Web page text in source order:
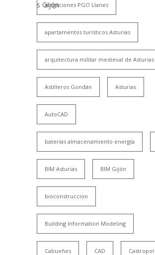
alegaciones PGO Llanes
apartamentos turísticos Asturias
arquitectura militar medieval de Asturias
Astilleros Gondán Asturias
AutoCAD
baterías almacenamiento energía
BIM Asturias BIM Gijón
bioconstruccion
Building Information Modeling
Cabueñes CAD Castropol